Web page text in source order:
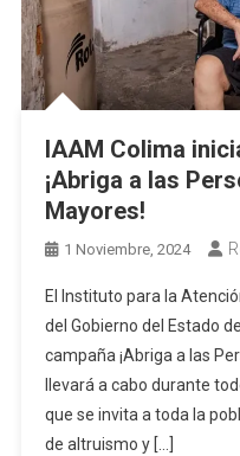
IAAM Colima
¡Abriga a las
Mayores!
1 Noviembre, 2024
El Instituto para la
del Gobierno del Estado
campaña ¡Abriga a las
llevará a cabo durante
que se invita a toda la
de altruismo y […]